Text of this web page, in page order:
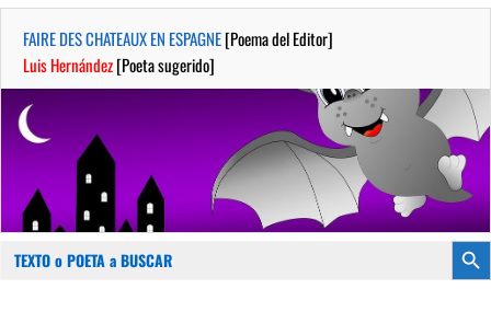
FAIRE DES CHATEAUX EN ESPAGNE[Poema del Editor]
Luis Hernández[Poeta sugerido]